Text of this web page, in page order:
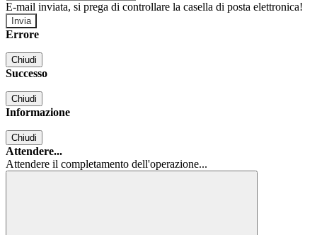
E-mail inviata, si prega di controllare la casella di posta elettronica!
Errore
Chiudi
Successo
Chiudi
Informazione
Chiudi
Attendere...
Attendere il completamento dell'operazione...